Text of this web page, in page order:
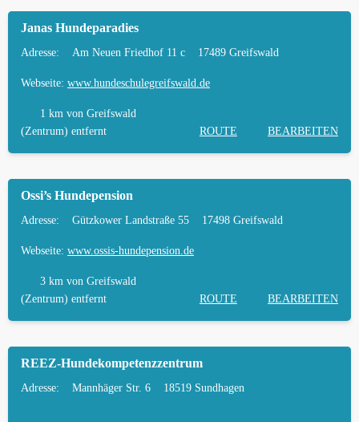
Janas Hundeparadies
Adresse: Am Neuen Friedhof 11 c 17489 Greifswald
Webseite: www.hundeschulegreifswald.de
1 km von Greifswald
(Zentrum) entfernt
ROUTE BEARBEITEN
Ossi’s Hundepension
Adresse: Gützkower Landstraße 55 17498 Greifswald
Webseite: www.ossis-hundepension.de
3 km von Greifswald
(Zentrum) entfernt
ROUTE BEARBEITEN
REEZ-Hundekompetenzzentrum
Adresse: Mannhäger Str. 6 18519 Sundhagen